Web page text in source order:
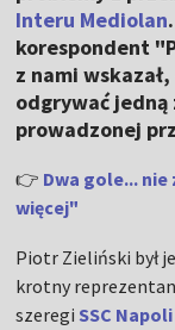
Interu Mediolan
korespondent
z nami
odgrywać
prowadzonej
👉 Dwa gole... nie
więcej"
Piotr Zieliński był
krotny
szeregi SSC Napoli